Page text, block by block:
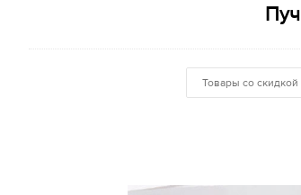
Товары со скидкой